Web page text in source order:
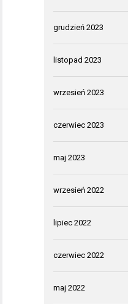
grudzień 2023
listopad 2023
wrzesień 2023
czerwiec 2023
maj 2023
wrzesień 2022
lipiec 2022
czerwiec 2022
maj 2022